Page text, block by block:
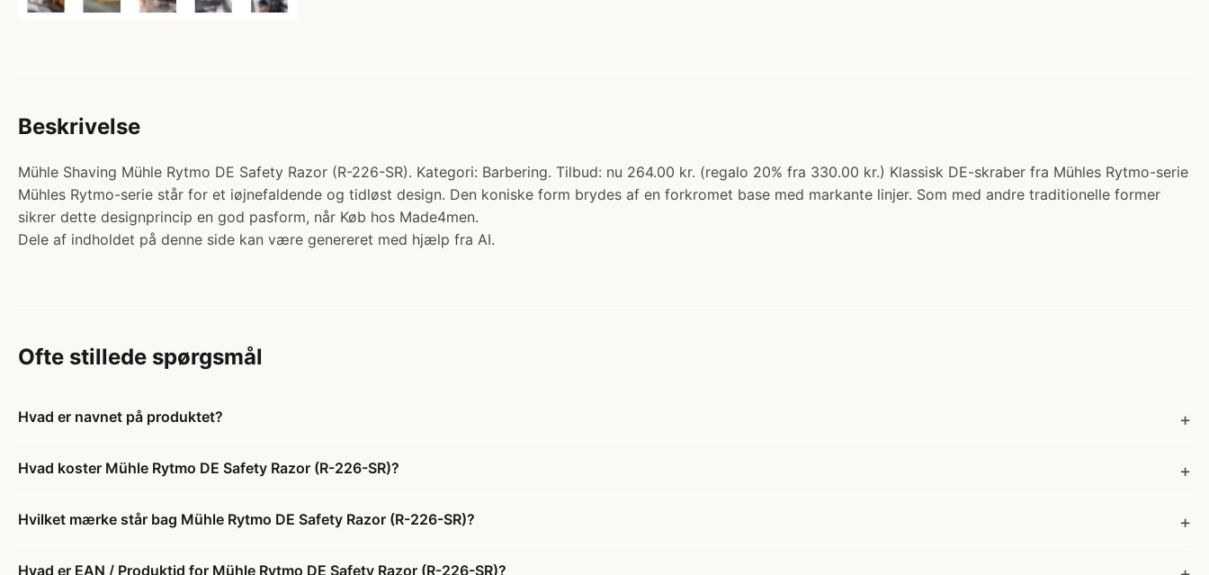
Beskrivelse
Mühle Shaving Mühle Rytmo DE Safety Razor (R-226-SR). Kategori: Barbering. Tilbud: nu 264.00 kr. (regalo 20% fra 330.00 kr.) Klassisk DE-skraber fra Mühles Rytmo-serie
Mühles Rytmo-serie står for et iøjnefaldende og tidløst design. Den koniske form brydes af en forkromet base med markante linjer. Som med andre traditionelle former
sikrer dette designprincip en god pasform, når Køb hos Made4men.
Dele af indholdet på denne side kan være genereret med hjælp fra AI.
Ofte stillede spørgsmål
Hvad er navnet på produktet?
Hvad koster Mühle Rytmo DE Safety Razor (R-226-SR)?
Hvilket mærke står bag Mühle Rytmo DE Safety Razor (R-226-SR)?
Hvad er EAN / Produktid for Mühle Rytmo DE Safety Razor (R-226-SR)?